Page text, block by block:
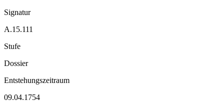
Signatur
A.15.111
Stufe
Dossier
Entstehungszeitraum
09.04.1754